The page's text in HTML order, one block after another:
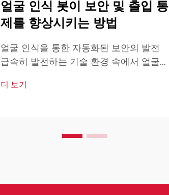
얼굴 인식 봇이 보안 및 출입 통
제를 향상시키는 방법
얼굴 인식을 통한 자동화된 보안의 발전
급속히 발전하는 기술 환경 속에서 얼굴
로 자리 잡고 있습니다. 이러한 고도로 발
더 보기